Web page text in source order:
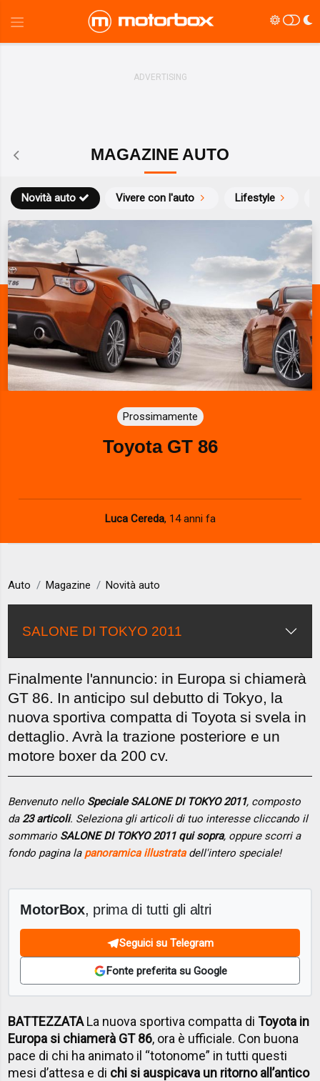
MAGAZINE AUTO
Novità auto Vivere con l'auto Lifestyle
Prossimamente
Toyota GT 86
Luca Cereda, 14 anni fa
Auto Magazine Novità auto
SALONE DI TOKYO 2011
Finalmente l'annuncio: in Europa si chiamerà
GT 86. In anticipo sul debutto di Tokyo, la
nuova sportiva compatta di Toyota si svela in
dettaglio. Avrà la trazione posteriore e un
motore boxer da 200 cv.
Benvenuto nello Speciale SALONE DI TOKYO 2011, composto
da 23 articoli. Seleziona gli articoli di tuo interesse cliccando il
sommario SALONE DI TOKYO 2011 qui sopra, oppure scorri a
fondo pagina la panoramica illustratadell'intero speciale!
MotorBox, prima di tutti gli altri
Seguici su Telegram
Fonte preferita su Google
BATTEZZATALa nuova sportiva compatta diToyota in
Europa si chiamerà GT 86, ora è ufficiale. Con buona
pace di chi ha animato il “totonome” in tutti questi
mesi d’attesa e di chi si auspicava un ritorno all’antico